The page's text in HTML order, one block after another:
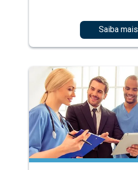
Saiba mais